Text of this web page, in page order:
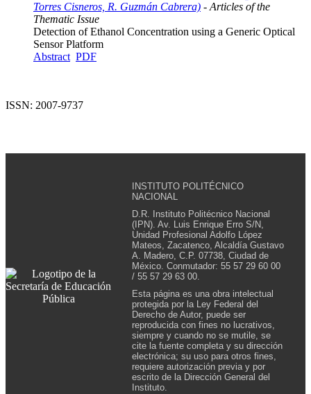
Torres Cisneros, R. Guzmán Cabrera) - Articles of the
Thematic Issue
Detection of Ethanol Concentration using a Generic Optical
Sensor Platform
Abstract PDF
ISSN: 2007-9737
INSTITUTO POLITÉCNICO
NACIONAL
D.R. Instituto Politécnico Nacional
(IPN). Av. Luis Enrique Erro S/N,
Unidad Profesional Adolfo López
Mateos, Zacatenco, Alcaldía Gustavo
A. Madero, C.P. 07738, Ciudad de
México. Conmutador: 55 57 29 60 00
/ 55 57 29 63 00.
Esta página es una obra intelectual
protegida por la Ley Federal del
Derecho de Autor, puede ser
reproducida con fines no lucrativos,
siempre y cuando no se mutile, se
cite la fuente completa y su dirección
electrónica; su uso para otros fines,
requiere autorización previa y por
escrito de la Dirección General del
Instituto.